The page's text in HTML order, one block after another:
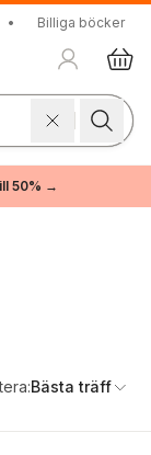
• Billiga böcker
50% →
Bästa träff